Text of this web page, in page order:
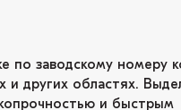
по заводскому номеру
и других областях.
и быстрым